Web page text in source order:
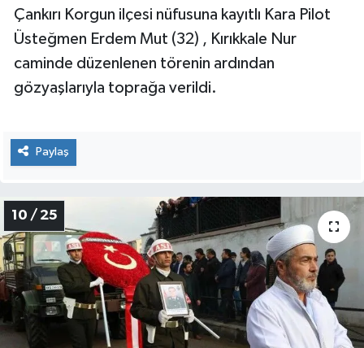
Çankırı Korgun ilçesi nüfusuna kayıtlı Kara Pilot
Üsteğmen Erdem Mut (32) , Kırıkkale Nur
caminde düzenlenen törenin ardından
gözyaşlarıyla toprağa verildi.
Paylaş
10 / 25